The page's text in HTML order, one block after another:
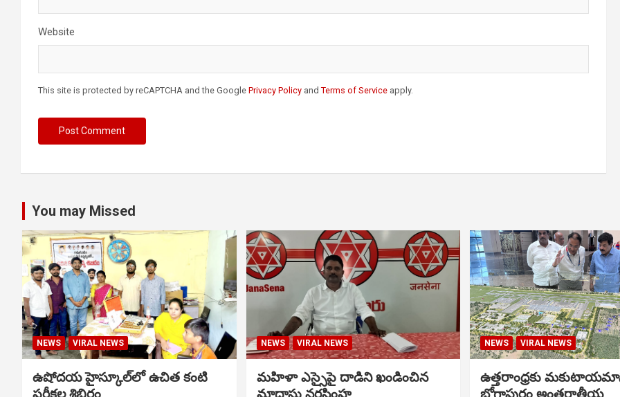
Website
This site is protected by reCAPTCHA and the Google Privacy Policy and Terms of Service apply.
You may Missed
NEWS VIRAL NEWS
ఉషోదయ హైస్కూల్‌లో ఉచిత కంటి
పరీక్షల శిబిరం
NEWS VIRAL NEWS
మహిళా ఎస్సైపై దాడిని ఖండించిన
మాదాసు నరసింహ
NEWS VIRAL NEWS
ఉత్తరాంధ్రకు
భోగాపురం అంతర్జాతీయ